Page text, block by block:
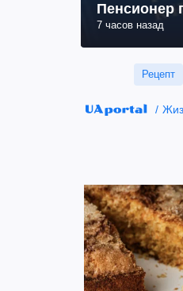
Пенсионер
7 часов назад
Рецепт